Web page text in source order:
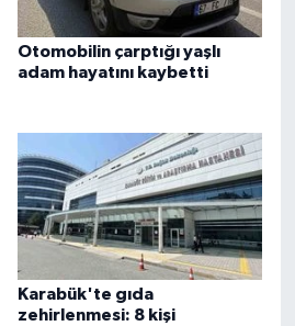
Otomobilin çarptığı yaşlı
adam hayatını kaybetti
Karabük'te gıda
zehirlenmesi: 8 kişi